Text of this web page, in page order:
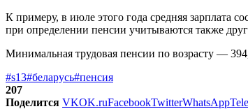
К примеру, в июле этого года средняя зарплата
при определении пенсии учитываются также
Минимальная трудовая пенсии по возрасту —
#s13#беларусь#пенсия
207
Поделится VKOK.ruFacebookTwitterWhatsApp